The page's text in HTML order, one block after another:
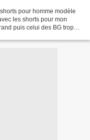
pour homme modèle
les shorts pour mon
puis celui des BG trop